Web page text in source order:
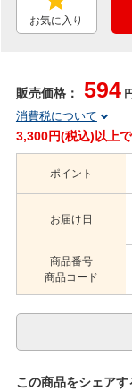
お気に入り
販売価格： 594
消費税について
3,300円(税込)以上
ポイント
お届け日
商品番号
商品コード
この商品をシェアす